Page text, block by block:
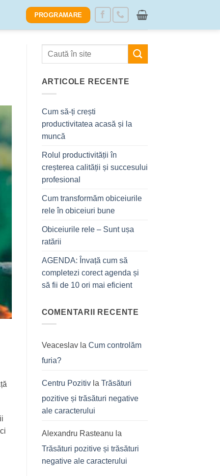
PROGRAMARE
ARTICOLE RECENTE
Cum să-ți crești
productivitatea acasă și la
muncă
Rolul productivității în
creșterea calității și succesului
profesional
Cum transformăm obiceiurile
rele în obiceiuri bune
Obiceiurile rele – Sunt ușa
ratării
AGENDA: Învață cum să
completezi corect agenda și
să fii de 10 ori mai eficient
COMENTARII RECENTE
Veaceslavla Cum controlăm
furia?
Centru Pozitivla Trăsături
pozitive și trăsături negative
ale caracterului
Alexandru Rasteanu la
Trăsături pozitive și trăsături
negative ale caracterului